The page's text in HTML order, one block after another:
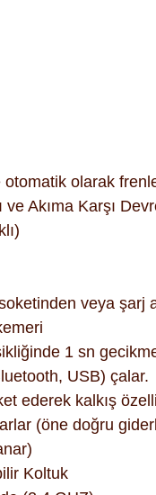
olarak
ve Akıma Karşı
veya şarj
1 sn
USB) çalar.
ederek kalkış
(öne doğru
Koltuk